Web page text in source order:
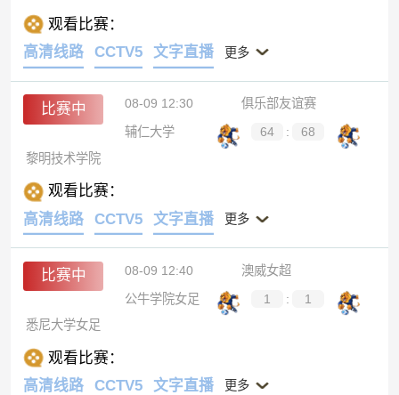
观看比赛：
高清线路
CCTV5 文字直播 更多
比赛中 08-09 12:30
俱乐部友谊赛
辅仁大学
64 :
68
黎明技术学院
观看比赛：
高清线路
CCTV5 文字直播 更多
比赛中 08-09 12:40
澳威女超
公牛学院女足
1 :
1
悉尼大学女足
观看比赛：
高清线路
CCTV5 文字直播 更多